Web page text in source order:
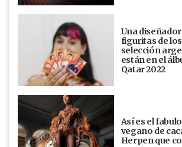
Una
figuritas de
selección
están en el
Qatar 2022
Así es el
vegano de
Herpen que